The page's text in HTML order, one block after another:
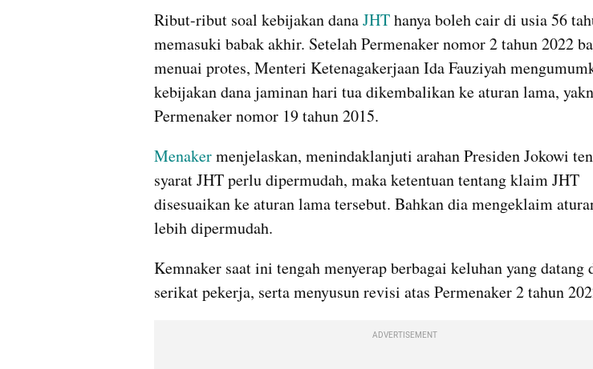
Ribut-ribut soal kebijakan dana JHT hanya boleh cair di usia 56
memasuki babak akhir. Setelah Permenaker nomor 2 tahun 2022
menuai protes, Menteri Ketenagakerjaan Ida Fauziyah
kebijakan dana jaminan hari tua dikembalikan ke aturan lama,
Permenaker nomor 19 tahun 2015.
Menaker menjelaskan, menindaklanjuti arahan Presiden Jokowi
syarat JHT perlu dipermudah, maka ketentuan tentang klaim JHT
disesuaikan ke aturan lama tersebut. Bahkan dia mengeklaim
lebih dipermudah.
Kemnaker saat ini tengah menyerap berbagai keluhan yang datang
serikat pekerja, serta menyusun revisi atas Permenaker 2 tahun
ADVERTISEMENT